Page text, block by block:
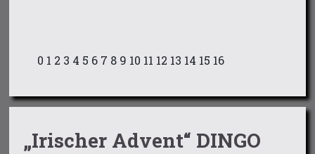
0 1 2 3 4 5 6 7 8 9 10 11 12 13 14 15 16
„Irischer Advent“ DINGO